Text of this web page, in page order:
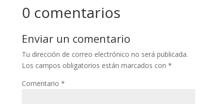
0 comentarios
Enviar un comentario
Tu dirección de correo electrónico no será publicada.
Los campos obligatorios están marcados con *
Comentario *